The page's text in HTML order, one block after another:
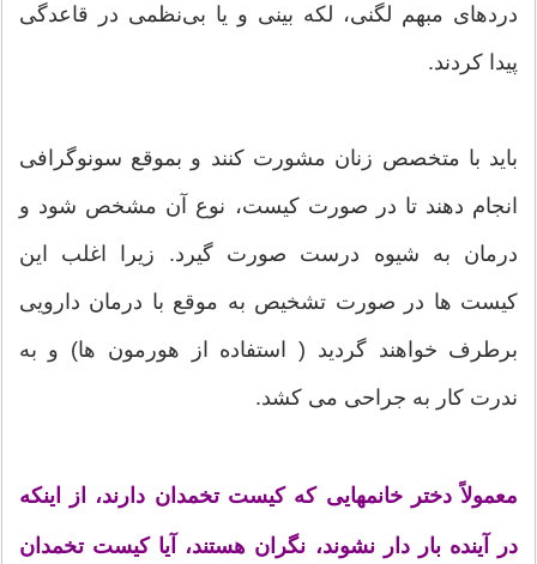
دردهای مبهم لگنی، لكه بینی و یا بی‌نظمی در قاعدگی
پیدا كردند.
باید با متخصص زنان مشورت كنند و بموقع سونوگرافی
انجام دهند تا در صورت كیست، نوع آن مشخص شود و
درمان به شیوه درست صورت گیرد. زیرا اغلب این
كیست ها در صورت تشخیص به موقع با درمان دارویی
برطرف خواهند گردید ( استفاده از هورمون ها) و به
ندرت كار به جراحی می كشد.
معمولاً دختر خانمهایی كه كیست تخمدان دارند، از اینكه
در آينده بار دار نشوند، نگران هستند، آیا كیست تخمدان